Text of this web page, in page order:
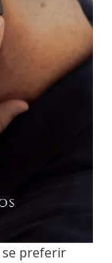
se preferir